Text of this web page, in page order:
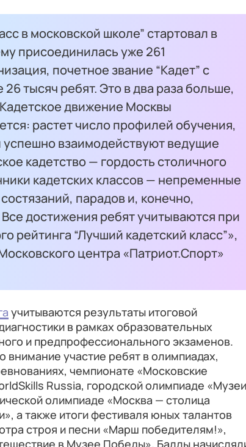
в московской школе” стартовал в
присоединилась уже 261
почетное звание “Кадет” с
тысяч ребят. Это в два раза больше,
движение Москвы
растет число профилей обучения,
успешно взаимодействуют ведущие
кадетство — гордость столичного
кадетских классов — непременные
парадов и, конечно,
достижения ребят учитываются при
рейтинга “Лучший кадетский класс”»,
центра «Патриот.Спорт»
учитываются результаты итоговой
в рамках образовательных
и предпрофессионального экзаменов.
внимание участие ребят в олимпиадах,
чемпионате «Московские
Russia, городской олимпиаде
олимпиаде «Москва — столица
а также итоги фестиваля юных талантов
строя и песни «Марш победителям!»,
в Музее Победы». Баллы